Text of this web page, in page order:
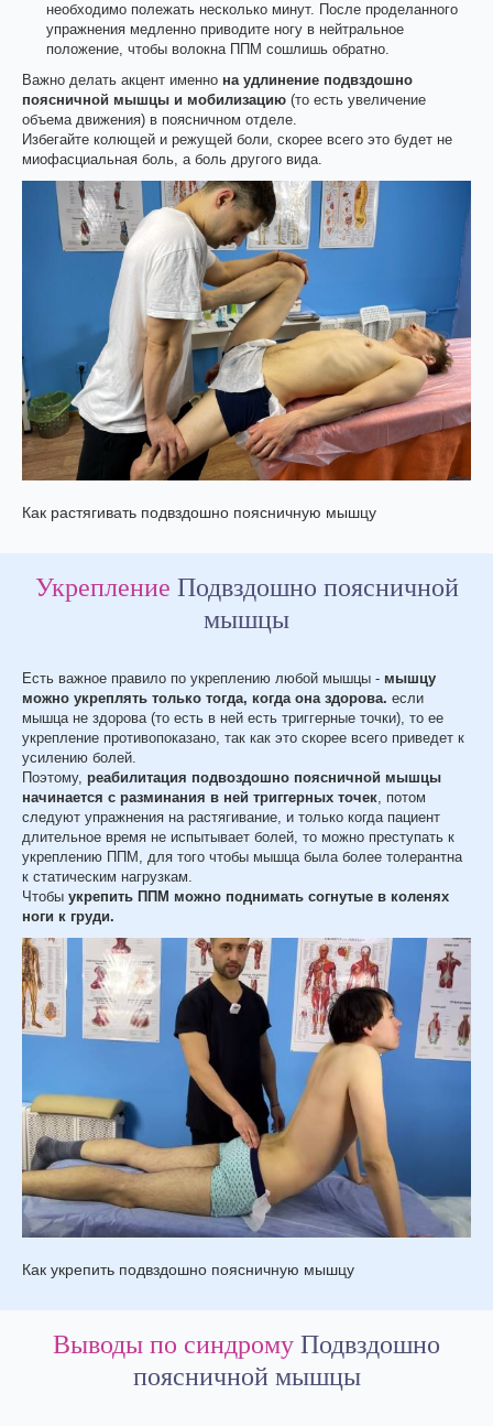
необходимо полежать несколько минут. После проделанного
упражнения медленно приводите ногу в нейтральное
положение, чтобы волокна ППМ сошлишь обратно.
Важно делать акцент именно на удлинение подвздошно
поясничной мышцы и мобилизацию (то есть увеличение
объема движения) в поясничном отделе.
Избегайте колющей и режущей боли, скорее всего это будет не
миофасциальная боль, а боль другого вида.
Как растягивать подвздошно поясничную мышцу
Укрепление Подвздошно поясничной
мышцы
Есть важное правило по укреплению любой мышцы - мышцу
можно укреплять только тогда, когда она здорова. если
мышца не здорова (то есть в ней есть триггерные точки), то ее
укрепление противопоказано, так как это скорее всего приведет к
усилению болей.
Поэтому, реабилитация подвоздошно поясничной мышцы
начинается с разминания в ней триггерных точек, потом
следуют упражнения на растягивание, и только когда пациент
длительное время не испытывает болей, то можно преступать к
укреплению ППМ, для того чтобы мышца была более толерантна
к статическим нагрузкам.
Чтобы укрепить ППМ можно поднимать согнутые в коленях
ноги к груди.
Как укрепить подвздошно поясничную мышцу
Выводы по синдрому Подвздошно
поясничной мышцы